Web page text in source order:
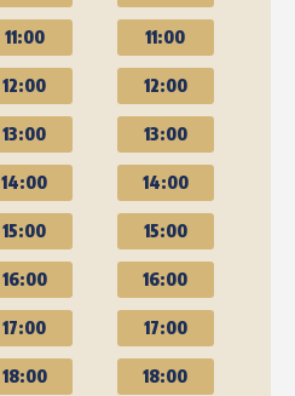
11:00
12:00
13:00
14:00
15:00
16:00
17:00
18:00
11:00
12:00
13:00
14:00
15:00
16:00
17:00
18:00